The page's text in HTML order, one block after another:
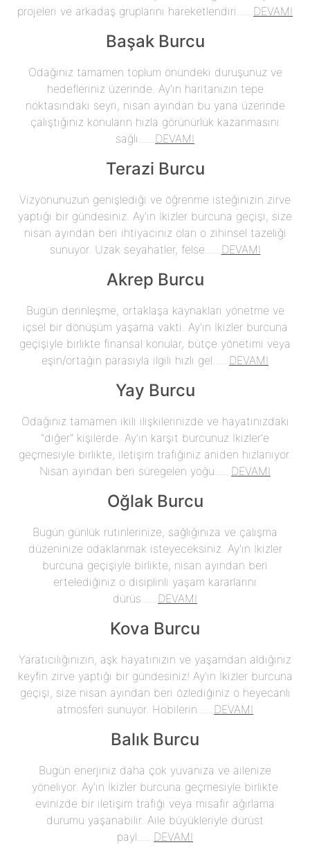
projeleri ve arkadaş gruplarını hareketlendiri...... DEVAMI
Başak Burcu
Odağınız tamamen toplum önündeki duruşunuz ve
hedefleriniz üzerinde. Ay'ın haritanızın tepe
noktasındaki seyri, nisan ayından bu yana üzerinde
çalıştığınız konuların hızla görünürlük kazanmasını
sağlı...... DEVAMI
Terazi Burcu
Vizyonunuzun genişlediği ve öğrenme isteğinizin zirve
yaptığı bir gündesiniz. Ay'ın İkizler burcuna geçişi, size
nisan ayından beri ihtiyacınız olan o zihinsel tazeliği
sunuyor. Uzak seyahatler, felse...... DEVAMI
Akrep Burcu
Bugün derinleşme, ortaklaşa kaynakları yönetme ve
içsel bir dönüşüm yaşama vakti. Ay'ın İkizler burcuna
geçişiyle birlikte finansal konular, bütçe yönetimi veya
eşin/ortağın parasıyla ilgili hızlı gel...... DEVAMI
Yay Burcu
Odağınız tamamen ikili ilişkilerinizde ve hayatınızdaki
"diğer" kişilerde. Ay'ın karşıt burcunuz İkizler'e
geçmesiyle birlikte, iletişim trafiğiniz aniden hızlanıyor.
Nisan ayından beri süregelen yoğu...... DEVAMI
Oğlak Burcu
Bugün günlük rutinlerinize, sağlığınıza ve çalışma
düzeninize odaklanmak isteyeceksiniz. Ay'ın İkizler
burcuna geçişiyle birlikte, nisan ayından beri
ertelediğiniz o disiplinli yaşam kararlarını
dürüs...... DEVAMI
Kova Burcu
Yaratıcılığınızın, aşk hayatınızın ve yaşamdan aldığınız
keyfin zirve yaptığı bir gündesiniz! Ay'ın İkizler burcuna
geçişi, size nisan ayından beri özlediğiniz o heyecanlı
atmosferi sunuyor. Hobilerin...... DEVAMI
Balık Burcu
Bugün enerjiniz daha çok yuvanıza ve ailenize
yöneliyor. Ay'ın İkizler burcuna geçmesiyle birlikte
evinizde bir iletişim trafiği veya misafir ağırlama
durumu yaşanabilir. Aile büyükleriyle dürüst
payl...... DEVAMI